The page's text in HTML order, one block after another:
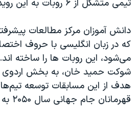
چهل سال گروگان‌گیری
اعتراضات مردمی آبان ۹۸
اسرائیل در جنگ
نرگس محمدی برنده جایزه نوبل صلح
همایش محافظه‌کاران آمریکا «سی‌پک»
تیمی متشکل از ۶ روبات به اين رویداد اعزام می‌کند.
دانش آموزان مرکز مطالعات
می‌شود، اين روبات ها را ساخته
شوکت حمید خان، به بخش اردوی
هدف از این مسابقات توسعه
قهرمانان جام جهانی سال ۲۰۵۰ به رقابت بپردازند.